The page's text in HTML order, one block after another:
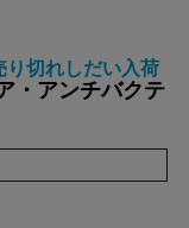
り切れしだい入荷
・アンチバクテ